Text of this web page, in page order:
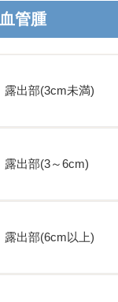
血管腫
露出部(3cm未満)
露出部(3～6cm)
露出部(6cm以上)